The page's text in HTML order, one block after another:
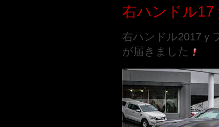
右ハンドル17
右ハンドル2017ｙ
が届きました